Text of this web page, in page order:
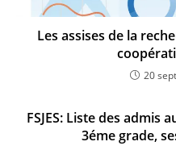
Les assises de la
20
FSJES: Liste des
3éme grade,